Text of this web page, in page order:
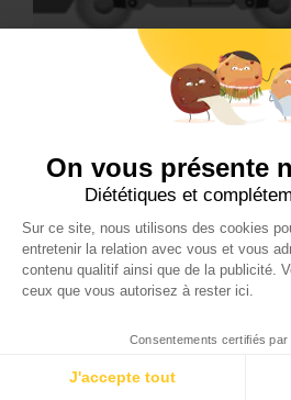
Décryptage : inOUI,
des TGV
Les TGV de la SNCF changent de
s'accompagne d'une nouvelle
On vous présente
Diététiques et
Sur ce site, nous utilisons des cookies
entretenir la relation avec vous et vous
contenu qualitif ainsi que de la publicité.
ceux que vous autorisez à rester ici.
Consentements certifiés par
J'accepte tout